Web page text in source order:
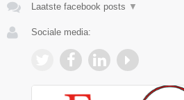
Laatste facebook posts ▼
Sociale media: